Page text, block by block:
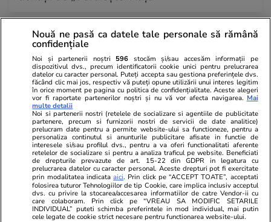
Ştiri 10:00
Cum arată vilele de lux închiriate de RAAPPS
la 900 de euro pe lună, în timp ce prețul pieței
este de 4.000 de euro
Horoscop 12:00
Horoscop Urania | Previziuni astrologice pentru
perioada 18 – 24 iulie 2026. Soarele va intra în
zodia Leului
Politică 07:00
Nouă ne pasă ca datele tale personale să rămână
confidențiale
Noi și partenerii noștri 596 stocăm și/sau accesăm informații pe
dispozitivul dvs., precum identificatorii cookie unici pentru prelucrarea
datelor cu caracter personal. Puteți accepta sau gestiona preferințele dvs.
făcând clic mai jos, respectiv vă puteți opune utilizării unui interes legitim
în orice moment pe pagina cu politica de confidențialitate. Aceste alegeri
vor fi raportate partenerilor noștri și nu vă vor afecta navigarea. Mai
multe detalii
Noi si partenerii nostri (retelele de socializare si agentiile de publicitate
partenere, precum si furnizorii nostri de servicii de date analitice)
prelucram date pentru a permite website-ului sa functioneze, pentru a
personaliza continutul si anunturile publicitare afisate in functie de
interesele si/sau profilul dvs., pentru a va oferi functionalitati aferente
retelelor de socializare si pentru a analiza traficul pe website. Beneficiati
de drepturile prevazute de art. 15-22 din GDPR in legatura cu
prelucrarea datelor cu caracter personal. Aceste drepturi pot fi exercitate
prin modalitatea indicataaici. Prin click pe “ACCEPT TOATE”, acceptati
folosirea tuturor Tehnologiilor de tip Cookie, care implica inclusiv acceptul
dvs. cu privire la stocarea/accesarea informatiilor de catre Vendor-ii cu
care colaboram. Prin click pe “VREAU SA MODIFIC SETARILE
INDIVIDUAL” puteti schimba preferintele in mod individual, mai putin
cele legate de cookie strict necesare pentru functionarea website-ului.